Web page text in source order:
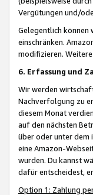
Vergütungen und/
Gelegentlich können
einschränken.
modifizieren.
6. Erfassung und
Wir werden
Nachverfolgung zu
diesem Monat
auf den nächsten
über oder unter dem
eine Amazon-
wurden. Du kannst
dafür entscheidest,
Option 1: Zahlung